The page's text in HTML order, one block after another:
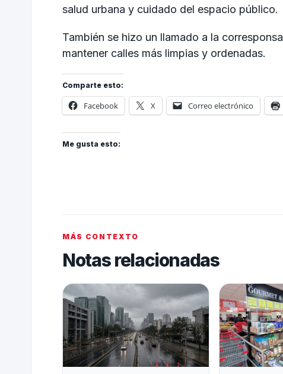
salud urbana y cuidado del espacio público.
También se hizo un llamado a la
mantener calles más limpias y ordenadas.
Comparte esto:
Facebook X Correo electrónico
Me gusta esto:
MÁS CONTEXTO
Notas relacionadas